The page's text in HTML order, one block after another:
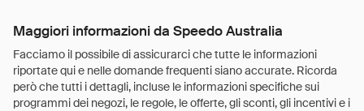
Maggiori informazioni da Speedo Australia
Facciamo il possibile di assicurarci che tutte le informazioni
riportate qui e nelle domande frequenti siano accurate. Ricorda
però che tutti i dettagli, incluse le informazioni specifiche sui
programmi dei negozi, le regole, le offerte, gli sconti, gli incentivi e i